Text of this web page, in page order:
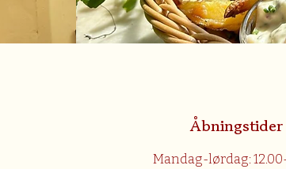
Åbningstider
Mandag-lørdag: